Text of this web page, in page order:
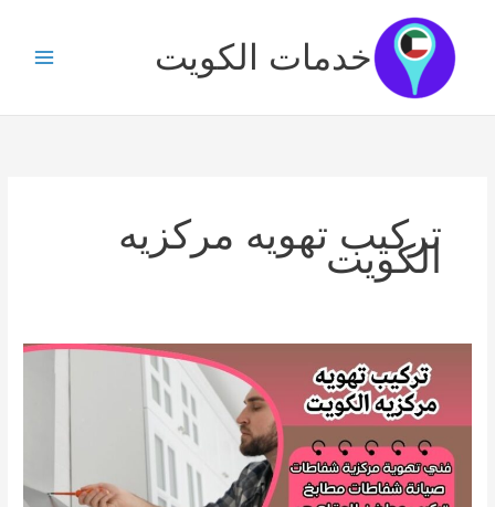
المحتوى
خدمات الكويت
تركيب تهويه مركزيه
الكويت
مركزيه
الكويت
66568837